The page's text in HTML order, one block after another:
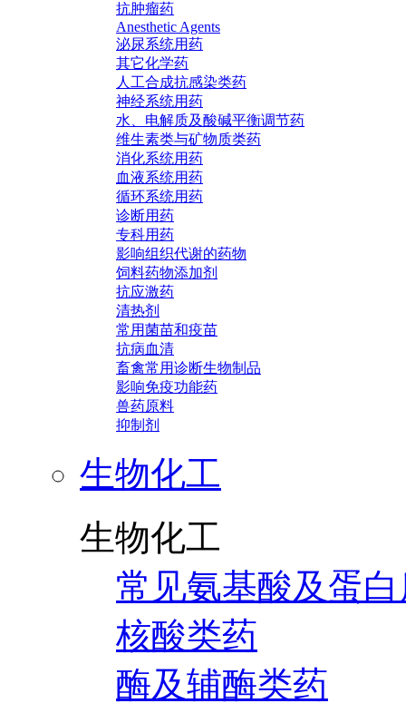
抗肿瘤药
Anesthetic Agents
泌尿系统用药
其它化学药
人工合成抗感染类药
神经系统用药
水、电解质及酸碱平衡调节药
维生素类与矿物质类药
消化系统用药
血液系统用药
循环系统用药
诊断用药
专科用药
影响组织代谢的药物
饲料药物添加剂
抗应激药
清热剂
常用菌苗和疫苗
抗病血清
畜禽常用诊断生物制品
影响免疫功能药
兽药原料
抑制剂
生物化工
生物化工
常见氨基酸及蛋
核酸类药
酶及辅酶类药